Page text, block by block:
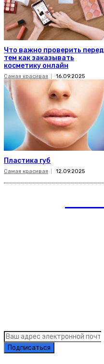
Что важно проверить перед
тем как заказывать
косметику онлайн
Самая красивая 16.09.2025
Пластика губ
Самая красивая 12.09.2025
Подписаться